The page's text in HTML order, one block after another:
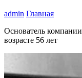
admin Главная
Основатель
возрасте 56 лет